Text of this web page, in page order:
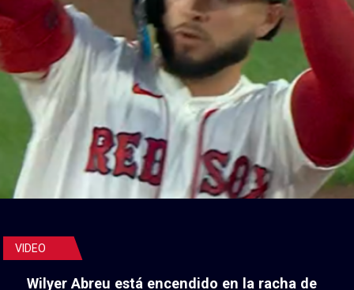
VIDEO
Wilyer Abreu está encendido en la racha de